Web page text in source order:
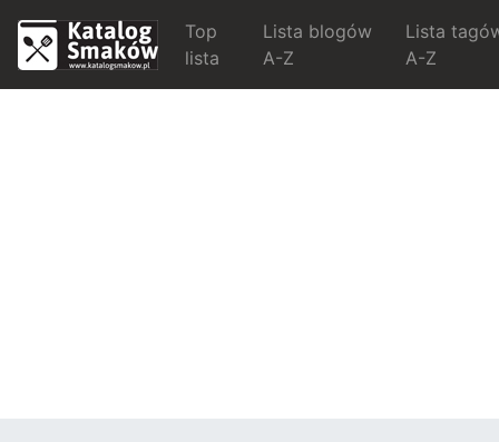
Top
lista
Lista blogów
A-Z
Lista
A-Z